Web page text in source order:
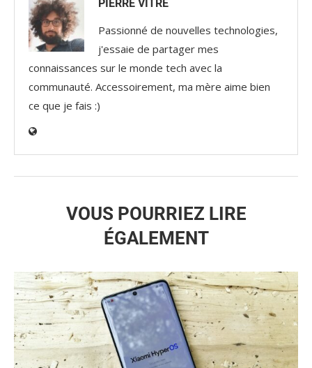
PIERRE VITRÉ
Passionné de nouvelles technologies,
j'essaie de partager mes
connaissances sur le monde tech avec la
communauté. Accessoirement, ma mère aime bien
ce que je fais :)
VOUS POURRIEZ LIRE
ÉGALEMENT